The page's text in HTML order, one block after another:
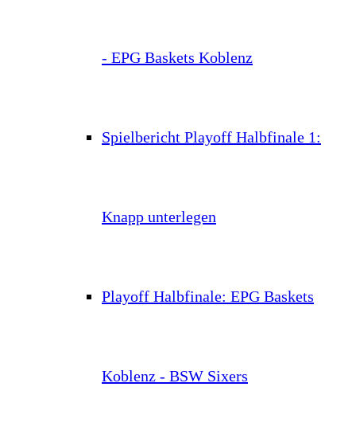
- EPG Baskets Koblenz
Spielbericht Playoff Halbfinale 1:
Knapp unterlegen
Playoff Halbfinale: EPG Baskets
Koblenz - BSW Sixers